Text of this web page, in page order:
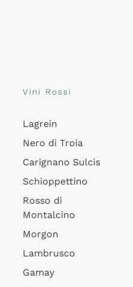
Vini Rossi
Lagrein
Nero di Troia
Carignano Sulcis
Schioppettino
Rosso di
Montalcino
Morgon
Lambrusco
Gamay